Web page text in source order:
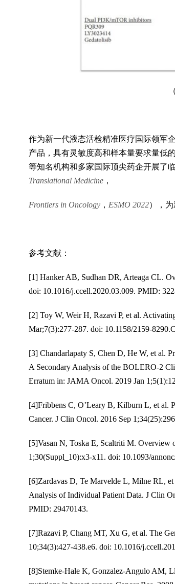
作为新一代液态活检精准医疗国际领军
产品，具有灵敏度高和样本量要求量低
等知名机构和多家国际顶尖药企开展了
Translational Medicine ，
Frontiers in Oncology ， ESMO 2022），
参考文献：
[1] Hanker AB, Sudhan DR, Arteaga CL.
doi: 10.1016/j.ccell.2020.03.009. PMID:
[2] Toy W, Weir H, Razavi P, et al.
Mar;7(3):277-287. doi: 10.1158/2159-
[3] Chandarlapaty S, Chen D, He W, et al.
A Secondary Analysis of the BOLERO-2
Erratum in: JAMA Oncol. 2019 Jan
[4]Fribbens C, O’Leary B, Kilburn L, et al.
Cancer. J Clin Oncol. 2016 Sep
[5]Vasan N, Toska E, Scaltriti M. Overview
1;30(Suppl_10):x3-x11. doi: 10.1093/
[6]Zardavas D, Te Marvelde L, Milne RL,
Analysis of Individual Patient Data. J Clin
PMID: 29470143.
[7]Razavi P, Chang MT, Xu G, et al. The
10;34(3):427-438.e6. doi: 10.1016/
[8]Stemke-Hale K, Gonzalez-Angulo AM,